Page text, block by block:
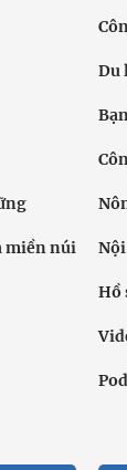
Du
miền núi
Hồ